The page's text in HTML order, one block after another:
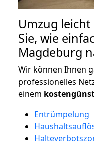
Umzug
Sie, wie
Magdeburg
Wir können Ihnen
professionelles
einem
Entrümpelung